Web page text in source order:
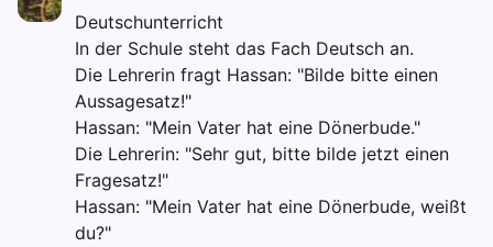
Deutschunterricht
In der Schule steht das Fach Deutsch an.
Die Lehrerin fragt Hassan: "Bilde bitte einen
Aussagesatz!"
Hassan: "Mein Vater hat eine Dönerbude."
Die Lehrerin: "Sehr gut, bitte bilde jetzt einen
Fragesatz!"
Hassan: "Mein Vater hat eine Dönerbude, weißt
du?"